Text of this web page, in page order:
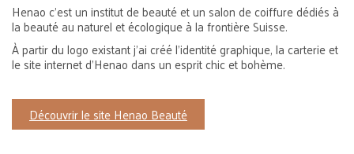
Henao c’est un institut de beauté et un salon de coiffure dédiés à
la beauté au naturel et écologique à la frontière Suisse.
À partir du logo existant j’ai créé l’identité graphique, la carterie et
le site internet d’Henao dans un esprit chic et bohème.
Découvrir le site Henao Beauté